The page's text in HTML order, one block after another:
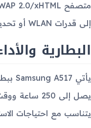
إلى قدرات WLAN أو تحديد المواقع GPS، ولكنه يحتوي على راديو MobiRadio للاستماع إلى البث الإذاعي.
البطارية
يتناسب مع احتياجات